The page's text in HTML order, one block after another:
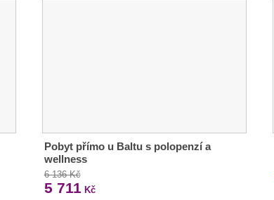
Pobyt přímo u Baltu s polopenzí a
wellness
6 136 Kč
5 711 Kč